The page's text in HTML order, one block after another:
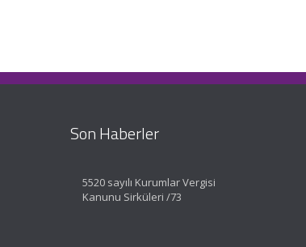
Son Haberler
5520 sayılı Kurumlar Vergisi
Kanunu Sirküleri /73